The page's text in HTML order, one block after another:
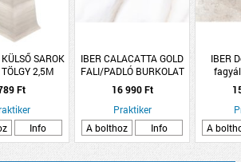
SAROK
2,5M
2DB/CS
Ft
Info
IBER CALACATTA GOLD
FALI/PADLÓ BURKOLAT
32X62,5CM,MÁRVÁNY
MINTÁS, 1M2/CSOMAG,
PEI4
16 990 Ft
Praktiker
A bolthoz
Info
IBER
A